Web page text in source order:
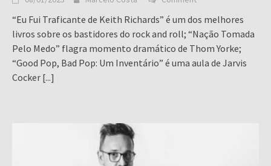
“Eu Fui Traficante de Keith Richards” é um dos melhores
livros sobre os bastidores do rock and roll; “Nação Tomada
Pelo Medo” flagra momento dramático de Thom Yorke;
“Good Pop, Bad Pop: Um Inventário” é uma aula de Jarvis
Cocker [...]